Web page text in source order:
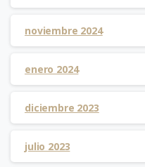
noviembre 2024
enero 2024
diciembre 2023
julio 2023